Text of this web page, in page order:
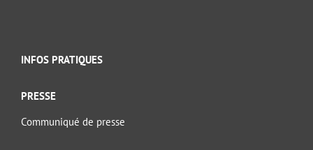
INFOS PRATIQUES
PRESSE
Communiqué de presse